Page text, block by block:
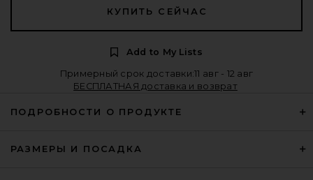
КУПИТЬ СЕЙЧАС
Add to My Lists
Примерный срок доставки:11 авг - 12 авг
БЕСПЛАТНАЯ доставка и возврат
ПОДРОБНОСТИ О ПРОДУКТЕ
РАЗМЕРЫ И ПОСАДКА